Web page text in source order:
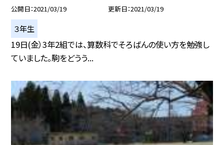
公開日 2021/03/19 更新日 2021/03/19
３年生
19日(金）3年2組では、算数科でそろばんの使い方を勉強し
ていました。駒をどうう...